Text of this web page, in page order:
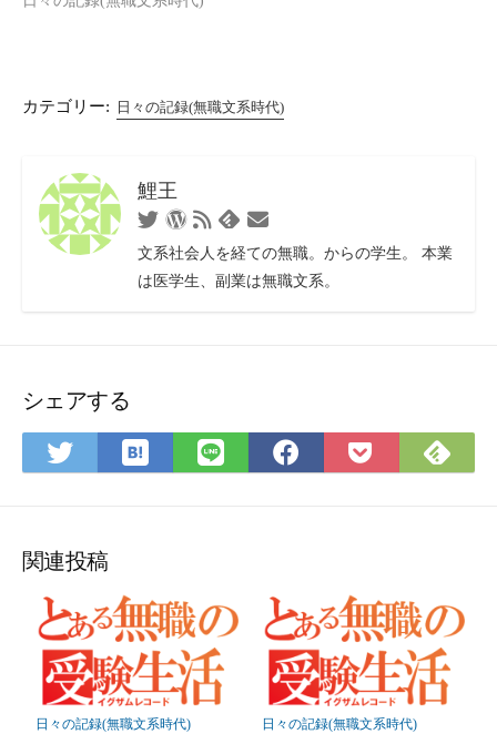
カテゴリー: 日々の記録(無職文系時代)
鯉王
TwitterWordPress
RSS
フ
ー
Feedlyお
合
ム
文系社会人を経ての無職。からの学生。 本業
は医学生、副業は無職文系。
シェアする
Twitter
で
ア
は
て
マ
ー
ク
に
保
LINE
で
Facebook
で
Pocket
に
で
関連投稿
日々の記録(無職文系時代) 日々の記録(無職文系時代)